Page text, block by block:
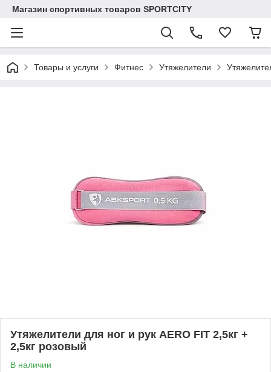
Магазин спортивных товаров SPORTCITY
Товары и услуги Фитнес Утяжелители
Утяжелители для ног и рук AERO FIT 2,5кг +
2,5кг розовый
В наличии